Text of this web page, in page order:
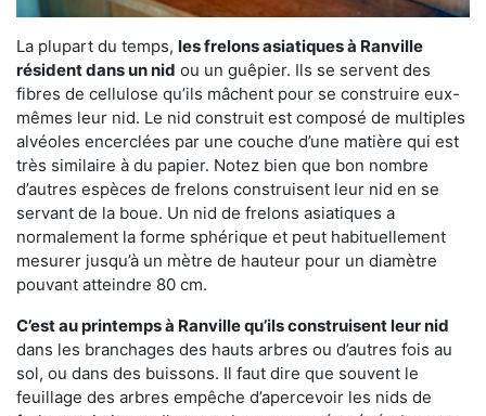
La plupart du temps, les frelons asiatiques à Ranville
résident dans un nid ou un guêpier. Ils se servent des
fibres de cellulose qu’ils mâchent pour se construire eux-
mêmes leur nid. Le nid construit est composé de multiples
alvéoles encerclées par une couche d’une matière qui est
très similaire à du papier. Notez bien que bon nombre
d’autres espèces de frelons construisent leur nid en se
servant de la boue. Un nid de frelons asiatiques a
normalement la forme sphérique et peut habituellement
mesurer jusqu’à un mètre de hauteur pour un diamètre
pouvant atteindre 80 cm.
C’est au printemps à Ranville qu’ils construisent leur nid
dans les branchages des hauts arbres ou d’autres fois au
sol, ou dans des buissons. Il faut dire que souvent le
feuillage des arbres empêche d’apercevoir les nids de